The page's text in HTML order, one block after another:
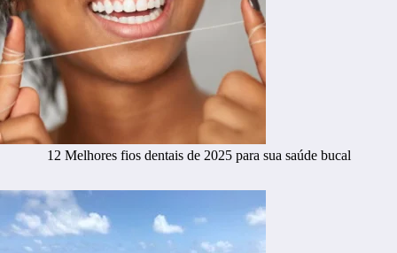
12 Melhores fios dentais de 2025 para sua saúde bucal